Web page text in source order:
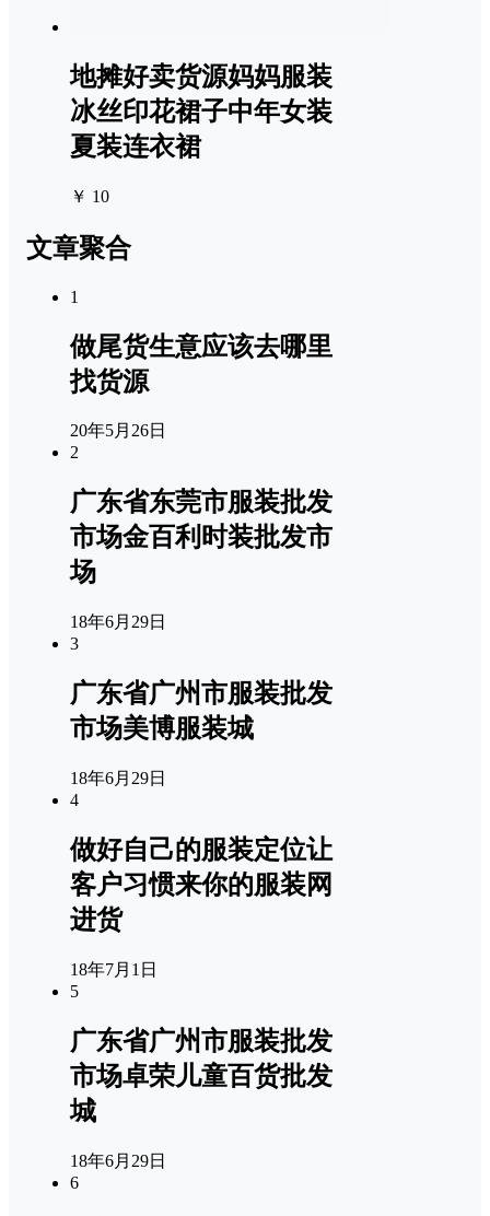
地摊好卖货源妈妈服装
冰丝印花裙子中年女装
夏装连衣裙
￥ 10
文章聚合
1
做尾货生意应该去哪里
找货源
20年5月26日
2
广东省东莞市服装批发
市场金百利时装批发市
场
18年6月29日
3
广东省广州市服装批发
市场美博服装城
18年6月29日
4
做好自己的服装定位让
客户习惯来你的服装网
进货
18年7月1日
5
广东省广州市服装批发
市场卓荣儿童百货批发
城
18年6月29日
6